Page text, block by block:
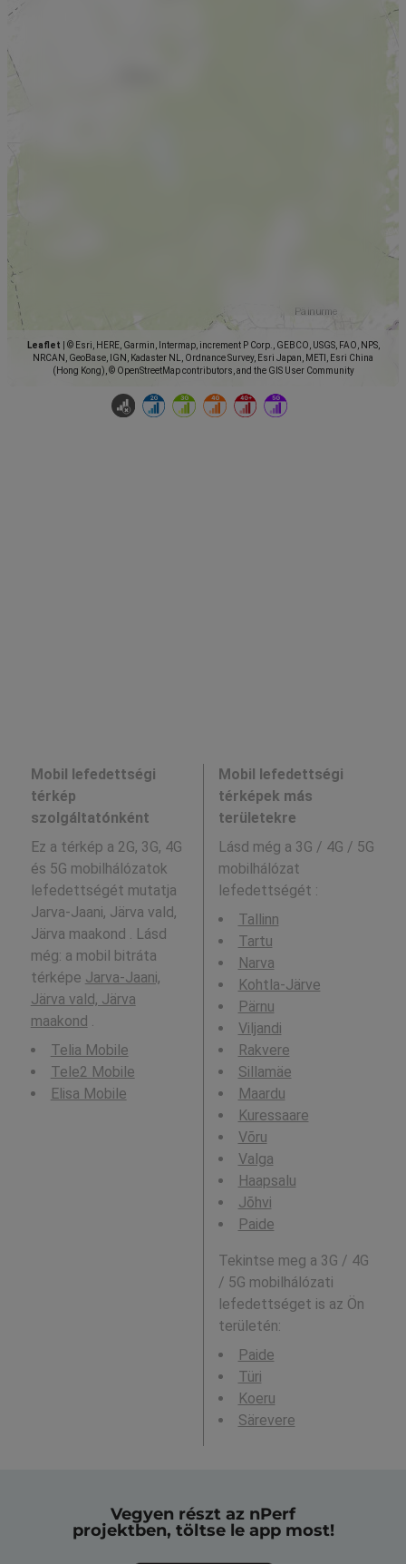
Leaflet
© Esri, HERE, Garmin, Intermap, increment P Corp., GEBCO, USGS, FAO, NPS,
NRCAN, GeoBase, IGN, Kadaster NL, Ordnance Survey, Esri Japan, METI, Esri China
(Hong Kong), © OpenStreetMap contributors, and the GIS User Community
Mobil lefedettségi
térkép
szolgáltatónként
Ez a térkép a 2G, 3G, 4G
és 5G mobilhálózatok
lefedettségét mutatja
Jarva-Jaani, Järva vald,
Järva maakond . Lásd
még: a mobil bitráta
térképe Jarva-Jaani,
Järva vald, Järva
maakond .
Telia Mobile
Tele2 Mobile
Elisa Mobile
Mobil lefedettségi
térképek más
területekre
Lásd még a 3G / 4G / 5G
mobilhálózat
lefedettségét :
Tallinn
Tartu
Narva
Kohtla-Järve
Pärnu
Viljandi
Rakvere
Sillamäe
Maardu
Kuressaare
Võru
Valga
Haapsalu
Jõhvi
Paide
Tekintse meg a 3G / 4G
/ 5G mobilhálózati
lefedettséget is az Ön
területén:
Paide
Türi
Koeru
Särevere
Vegyen részt az nPerf
projektben, töltse le app most!